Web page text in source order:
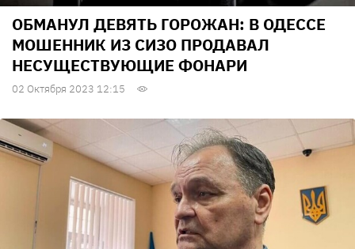
ОБМАНУЛ ДЕВЯТЬ ГОРОЖАН: В ОДЕССЕ
МОШЕННИК ИЗ СИЗО ПРОДАВАЛ
НЕСУЩЕСТВУЮЩИЕ ФОНАРИ
02 Октября 2023 12:15